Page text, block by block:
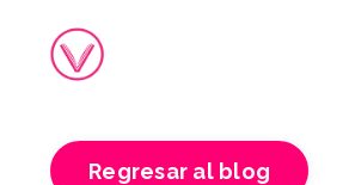
Regresar al blog